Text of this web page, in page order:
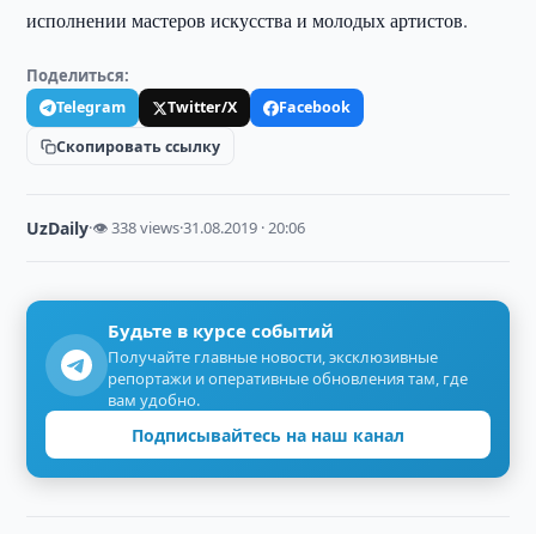
исполнении мастеров искусства и молодых артистов.
Поделиться:
Telegram Twitter/X
Facebook
Скопировать ссылку
UzDaily·👁 338 views·31.08.2019 · 20:06
Будьте в курсе событий
Получайте главные новости, эксклюзивные
репортажи и оперативные обновления там, где
вам удобно.
Подписывайтесь на наш канал